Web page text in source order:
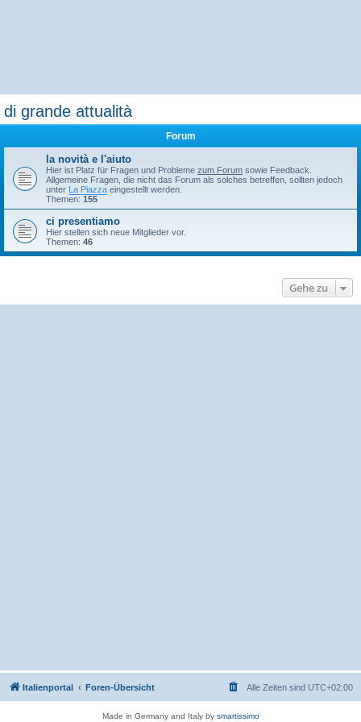
di grande attualità
Forum
la novità e l'aiuto
Hier ist Platz für Fragen und Probleme zum Forum sowie Feedback.
Allgemeine Fragen, die nicht das Forum als solches betreffen, sollten jedoch
unter La Piazza eingestellt werden.
Themen: 155
ci presentiamo
Hier stellen sich neue Mitglieder vor.
Themen: 46
Gehe zu
Italienportal Foren-Übersicht Alle Zeiten sind UTC+02:00
Made in Germany and Italy by smartissimo